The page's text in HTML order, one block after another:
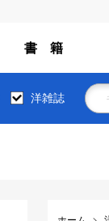
書 籍
洋雑誌